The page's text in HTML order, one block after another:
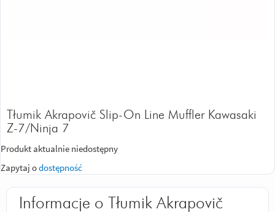
Tłumik Akrapovič Slip-On Line Muffler Kawasaki
Z-7/Ninja 7
Produkt aktualnie niedostępny
Zapytaj odostępność
Informacje o Tłumik Akrapovič